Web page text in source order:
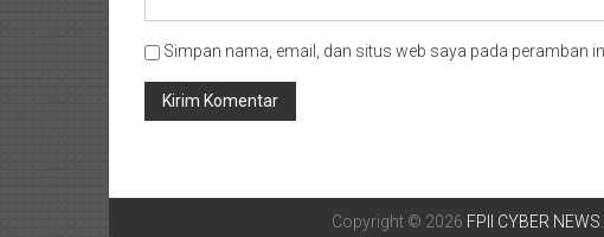
Simpan nama, email, dan situs web saya pada peramban
Copyright © 2026 FPII CYBER NEWS